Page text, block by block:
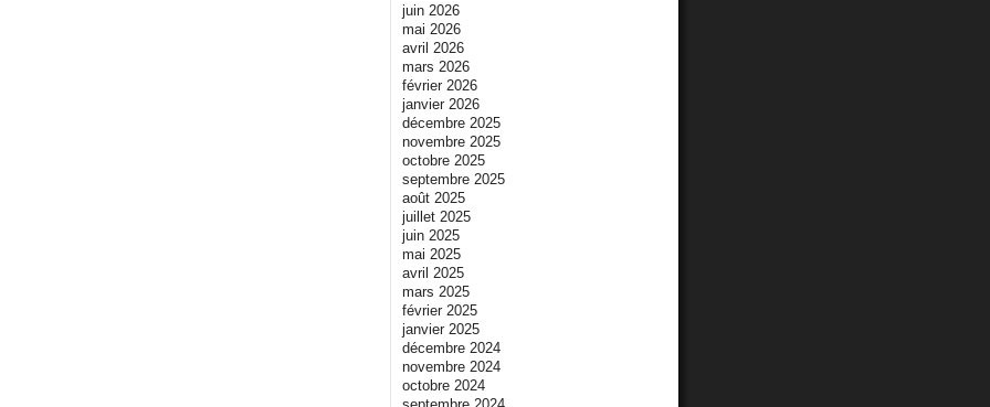
juin 2026
mai 2026
avril 2026
mars 2026
février 2026
janvier 2026
décembre 2025
novembre 2025
octobre 2025
septembre 2025
août 2025
juillet 2025
juin 2025
mai 2025
avril 2025
mars 2025
février 2025
janvier 2025
décembre 2024
novembre 2024
octobre 2024